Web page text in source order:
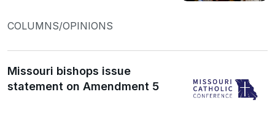
COLUMNS/OPINIONS
Missouri bishops issue
statement on Amendment 5